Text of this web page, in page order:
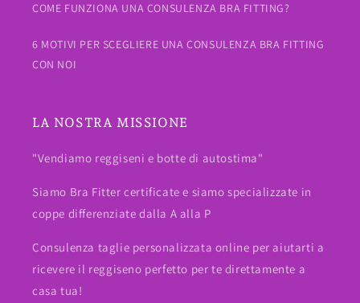
COME FUNZIONA UNA CONSULENZA BRA FITTING?
6 MOTIVI PER SCEGLIERE UNA CONSULENZA BRA FITTING
CON NOI
LA NOSTRA MISSIONE
"Vendiamo reggiseni e botte di autostima"
Siamo Bra Fitter certificate e siamo specializzate in
coppe differenziate dalla A alla P
Consulenza taglie personalizzata online per aiutarti a
ricevere il reggiseno perfetto per te direttamente a
casa tua!